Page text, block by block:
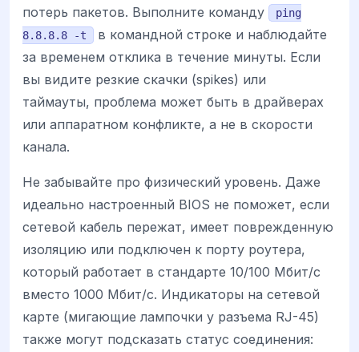
потерь пакетов. Выполните команду
ping
8.8.8.8 -t
в командной строке и наблюдайте
за временем отклика в течение минуты. Если
вы видите резкие скачки (spikes) или
таймауты, проблема может быть в драйверах
или аппаратном конфликте, а не в скорости
канала.
Не забывайте про физический уровень. Даже
идеально настроенный BIOS не поможет, если
сетевой кабель пережат, имеет поврежденную
изоляцию или подключен к порту роутера,
который работает в стандарте 10/100 Мбит/с
вместо 1000 Мбит/с. Индикаторы на сетевой
карте (мигающие лампочки у разъема RJ-45)
также могут подсказать статус соединения: